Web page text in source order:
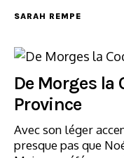
SARAH REMPE
De Morges la
Province
Avec son léger
presque pas que